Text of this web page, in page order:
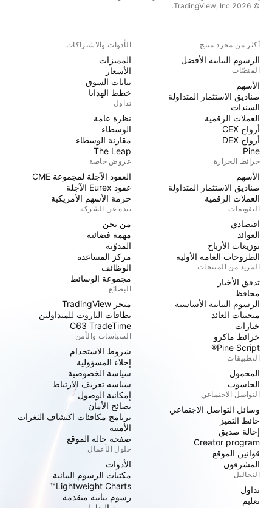
© 2026 TradingView, Inc.
أكثر من مجرد منتج
الرسوم البيانية الأفضل
المنصّات
الأسهم
صناديق الاستثمار المتداولة
السندات
العملات الرقمية
أزواج CEX
أزواج DEX
Pine
خرائط الحرارة
الأسهم
صناديق الاستثمار المتداولة
العملات الرقمية
التقويمات
اقتصادي
العوائد
توزيعات الأرباح
الطروحات العامة الأولية
المزيد من المنتجات
تدفق الأخبار
محافظ
الرسوم البيانية الأساسية
منحنيات العائد
خيارات
خرائط ماكرو
Pine Script®
التطبيقات
المحمول
الحاسوب
التواصل الاجتماعي
وسائل التواصل الاجتماعي
حائط التميز
إحالة صديق
Creator program
قوانين الموقع
المشرفون
التحاليل
تداول
تعليم
الأدوات والاشتراكات
المميزات
الأسعار
بيانات السوق
خطط الهدايا
تداول
نظرة عامة
الوسطاء
مقارنة الوسطاء
The Leap
عروض خاصة
العقود الآجلة لمجموعة CME
عقود Eurex الآجلة
حزمة الأسهم الأمريكية
نبذة عن الشركة
من نحن
مهمة فضائية
المدوّنة
مركز المساعدة
الوظائف
مجموعة الوسائط
البضائع
متجر TradingView
بطاقات التاروت للمتداولين
C63 TradeTime
السياسات والأمن
شروط الاستخدام
إخلاء المسؤولية
سياسة الخصوصية
سياسه تعريف الارتباط
إمكانية الوصول
نصائح الأمان
برنامج مكافئات اكتشاف الثغرات
الأمنية
صفحة حالة الموقع
حلول الأعمال
الأدوات
مكتبات الرسوم البيانية
Lightweight Charts™
رسوم بيانية متقدمة